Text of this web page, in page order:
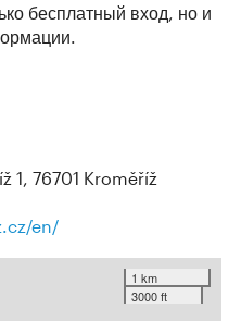
бесплатный вход, но и
1, 76701 Kroměříž
en/
1 km
3000 ft